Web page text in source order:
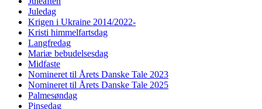
Juledag
Krigen i Ukraine 2014/2022-
Kristi himmelfartsdag
Langfredag
Mariæ bebudelsesdag
Midfaste
Nomineret til Årets Danske Tale 2023
Nomineret til Årets Danske Tale 2025
Palmesøndag
Pinsedag